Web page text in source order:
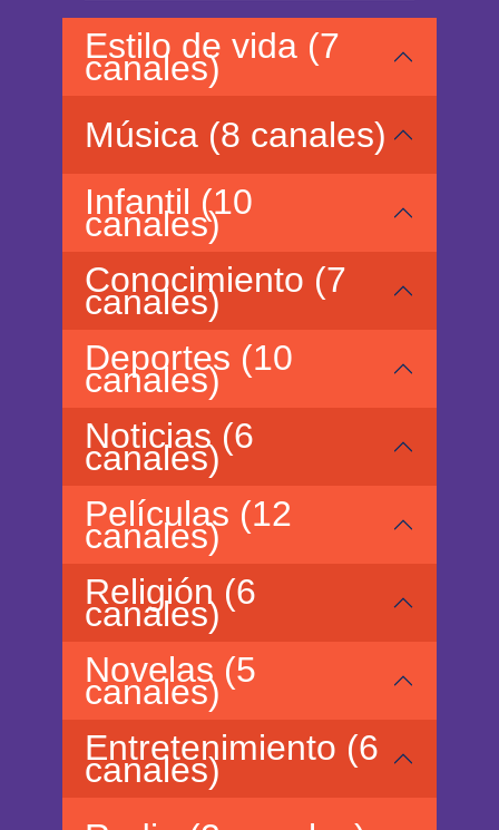
Estilo de vida (7
canales)
Música (8 canales)
Infantil (10
canales)
Conocimiento (7
canales)
Deportes (10
canales)
Noticias (6
canales)
Películas (12
canales)
Religión (6
canales)
Novelas (5
canales)
Entretenimiento (6
canales)